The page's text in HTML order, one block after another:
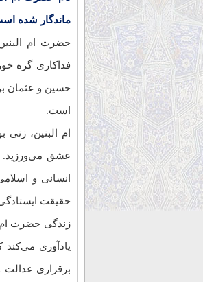
ماندگار شده
حضرت ام
فداکاری گره
حسین و عثمان
است.
ام البنین،
عشق می‌ورزید.
انسانی و
حقیقت
زندگی حضرت ام
یادآوری
برقراری